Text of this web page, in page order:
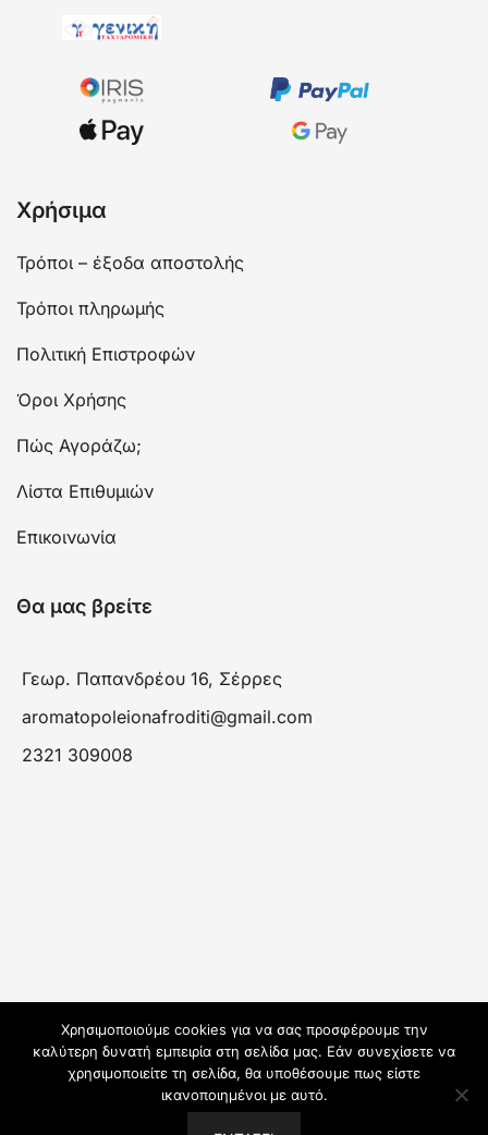
Χρήσιμα
Τρόποι – έξοδα αποστολής
Τρόποι πληρωμής
Πολιτική Επιστροφών
Όροι Χρήσης
Πώς Αγοράζω;
Λίστα Επιθυμιών
Επικοινωνία
Θα μας βρείτε
Γεωρ. Παπανδρέου 16, Σέρρες
aromatopoleionafroditi@gmail.com
2321 309008
Χρησιμοποιούμε cookies για να σας προσφέρουμε την
καλύτερη δυνατή εμπειρία στη σελίδα μας. Εάν συνεχίσετε να
χρησιμοποιείτε τη σελίδα, θα υποθέσουμε πως είστε
ικανοποιημένοι με αυτό.